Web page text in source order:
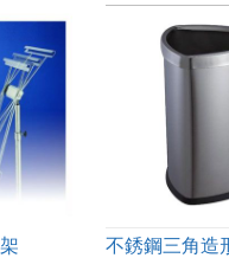
不銹鋼三角造